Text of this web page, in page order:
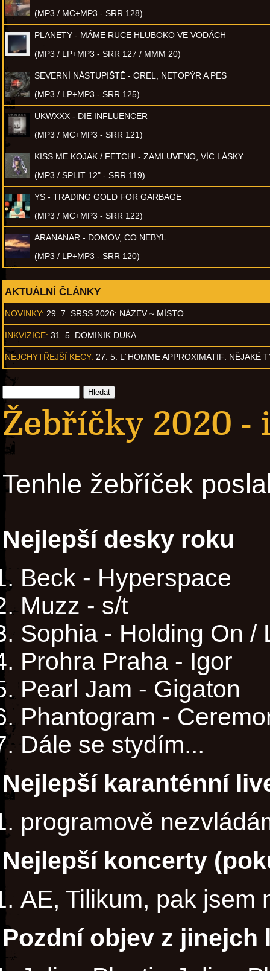
(MP3 / MC+MP3 - SRR 128)
PLANETY - MÁME RUCE HLUBOKO VE VODÁCH
(MP3 / LP+MP3 - SRR 127 / MMM 20)
SEVERNÍ NÁSTUPIŠTĚ - OREL, NETOPÝR A PES
(MP3 / LP+MP3 - SRR 125)
UKWXXX - DIE INFLUENCER
(MP3 / MC+MP3 - SRR 121)
KISS ME KOJAK / FETCH! - ZAMLUVENO, VÍC LÁSKY
(MP3 / SPLIT 12" - SRR 119)
YS - TRADING GOLD FOR GARBAGE
(MP3 / MC+MP3 - SRR 122)
ARANANAR - DOMOV, CO NEBYL
(MP3 / LP+MP3 - SRR 120)
AKTUÁLNÍ ČLÁNKY
NOVINKY: 29. 7. SRSS 2026: NÁZEV ~ MÍSTO
INKVIZICE: 31. 5. DOMINIK DUKA
NEJCHYTŘEJŠÍ KECY: 27. 5. L´HOMME APPROXIMATIF: NĚJAKÉ
Žebříčky 2020 -
Tenhle žebříček
Nejlepší desky roku
Beck - Hyperspace
Muzz - s/t
Sophia - Holding On /
Prohra Praha - Igor
Pearl Jam - Gigaton
Phantogram -
Dále se stydím...
Nejlepší karanténní
programově
Nejlepší koncerty
AE, Tilikum, pak jsem
Pozdní objev z jinejch